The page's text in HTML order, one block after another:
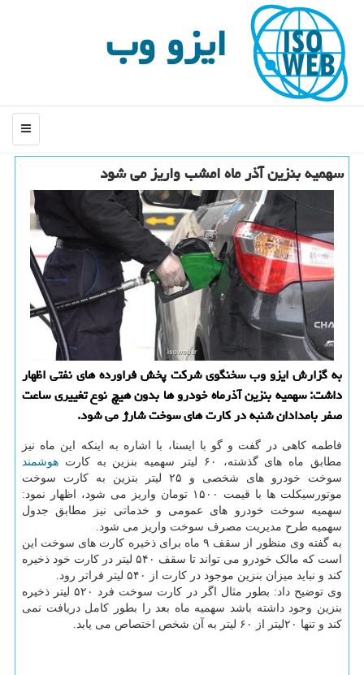
ایزو وب
منو
سهمیه بنزین آذر ماه امشب واریز می شود
به گزارش ایزو وب سخنگوی شركت پخش فراورده های نفتی اظهار
داشت: سهمیه بنزین آذرماه خودرو ها بدون هیچ نوع تغییری ساعت
صفر بامدادان شنبه در كارت های سوخت شارژ می شود.
فاطمه کاهی در گفت و گو با ایسنا، با اشاره به اینکه این ماه نیز
مطابق ماه های گذشته، ۶۰ لیتر سهمیه بنزین به کارت
هوشمند
سوخت خودرو های شخصی و ۲۵ لیتر بنزین به کارت سوخت
موتورسیکلت ها با قیمت ۱۵۰۰ تومان واریز می شود، اظهار نمود:
سهمیه سوخت خودرو های عمومی و خدماتی نیز مطابق جدول
سهمیه طرح مدیریت مصرف سوخت واریز می شود.
به گفته وی منظور از سقف ۹ ماه برای ذخیره کارت های سوخت این
است که مالک خودرو می تواند تا سقف ۵۴۰ لیتر در کارت خود ذخیره
کند و نباید میزان بنزین موجود در کارت از ۵۴۰ لیتر فراتر رود.
وی توضیح داد: بطور مثال اگر در کارت سوخت فرد ۵۲۰ لیتر ذخیره
بنزین وجود داشته باشد سهمیه ماه بعد را بطور کامل دریافت نمی
کند و تنها ۲۰لیتر از ۶۰ لیتر به آن شخص اختصاص می یابد.